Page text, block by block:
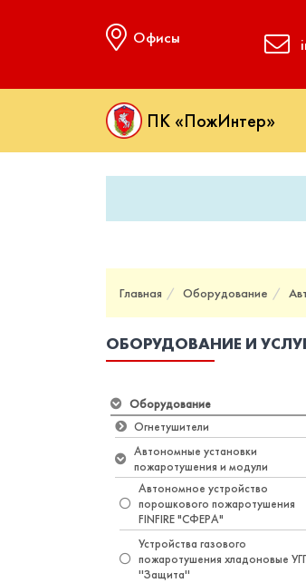
Офисы
ПК «ПожИнтер»
Главная Оборудование
ОБОРУДОВАНИЕ И
Оборудование
Огнетушители
Автономные установки
пожаротушения и модули
Автономное устройство
порошкового пожаротушения
FINFIRE "СФЕРА"
Устройства газового
пожаротушения хладоновые
''Защита''